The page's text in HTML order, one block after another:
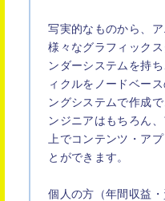
写実的なものから、ア
様々なグラフィック
ンダーシステムを持
ィクルをノードベー
ングシステムで作成
ンジニアはもちろん
上でコンテンツ・ア
とができます。
個人の方（年間収益